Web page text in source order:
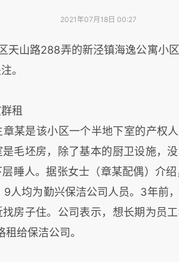
2021年07月18日 00:27
天山路288弄的新泾镇海逸公寓小
。
租
某是该小区一个半地下室的产权
毛坯房，除了基本的厨卫设施，
睡人。据张女士（章某配偶）介
人均为勤兴保洁公司人员。3年前
房子住。公司表示，想长期为员
给保洁公司。